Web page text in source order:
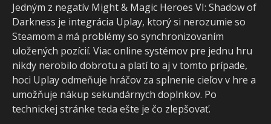
Jedným z negatív Might & Magic Heroes VI: Shadow of
Darkness je integrácia Uplay, ktorý si nerozumie so
Steamom a má problémy so synchronizovaním
uložených pozícií. Viac online systémov pre jednu hru
nikdy nerobilo dobrotu a platí to aj v tomto prípade,
hoci Uplay odmeňuje hráčov za splnenie cieľov v hre a
umožňuje nákup sekundárnych doplnkov. Po
technickej stránke teda ešte je čo zlepšovať.